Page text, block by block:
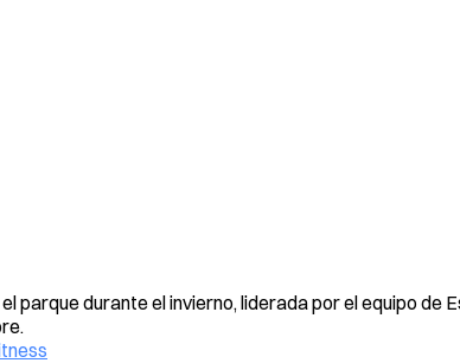
parque durante el invierno, liderada por el equipo de